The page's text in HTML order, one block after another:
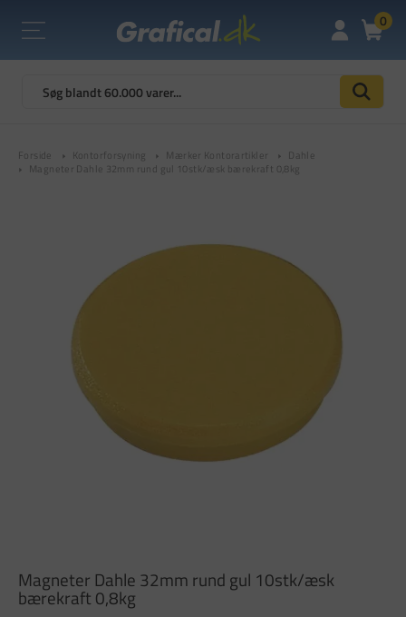
0
Forside Kontorforsyning Mærker Kontorartikler
Dahle
Magneter Dahle 32mm rund gul 10stk/æsk bærekraft 0,8kg
Magneter Dahle 32mm rund gul 10stk/æsk
bærekraft 0,8kg